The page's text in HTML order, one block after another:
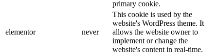
primary cookie.
elementor never
This cookie is used by the
website's WordPress theme. It
allows the website owner to
implement or change the
website's content in real-time.